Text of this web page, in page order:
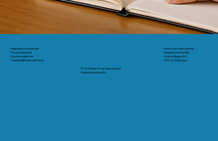
Algemene voorwaarden
Privacyreglement
Klachtenreglement
Toegankelijkheidsverklaring
© 2025 Inter-Focus Intercultureel
Expertisecentrum B.V.
Inter-Focus Intercultureel
Expertisecentrum B.V.
Goudse Rijweg 380
3031 CK Rotterdam